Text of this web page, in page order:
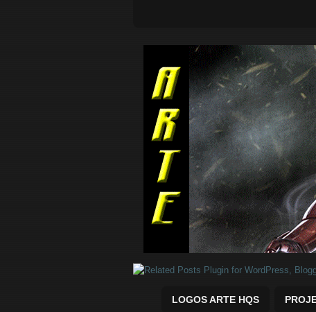
Quadrinhos Marvel e DC para
LOGOS ARTE HQS